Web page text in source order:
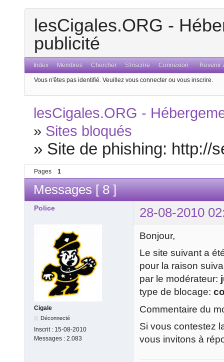
lesCigales.ORG -
publicité
Index Membres Chercher S'inscrire Connexion Revenir
Vous n'êtes pas identifié. Veuillez vous connecter ou vous inscrire.
lesCigales.ORG -
» Sites bloqués
» Site de phishing: http://
Pages 1
Messages [ 8 ]
Police 28-08-2010
Cigale
Déconnecté
Inscrit : 15-08-2010
Messages : 2.083
Bonjour,
Le site suivant a
pour la raison
par le modérateur:
type de blocage:
Commentaire du
Si vous contestez
vous invitons à